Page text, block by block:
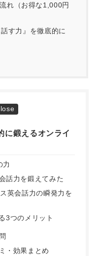
れ（お得な1,000円
す力』を徹底的に
に鍛えるオンライ
力
話力を鍛えてみた
英会話力の瞬発力を
3つのメリット
・効果まとめ